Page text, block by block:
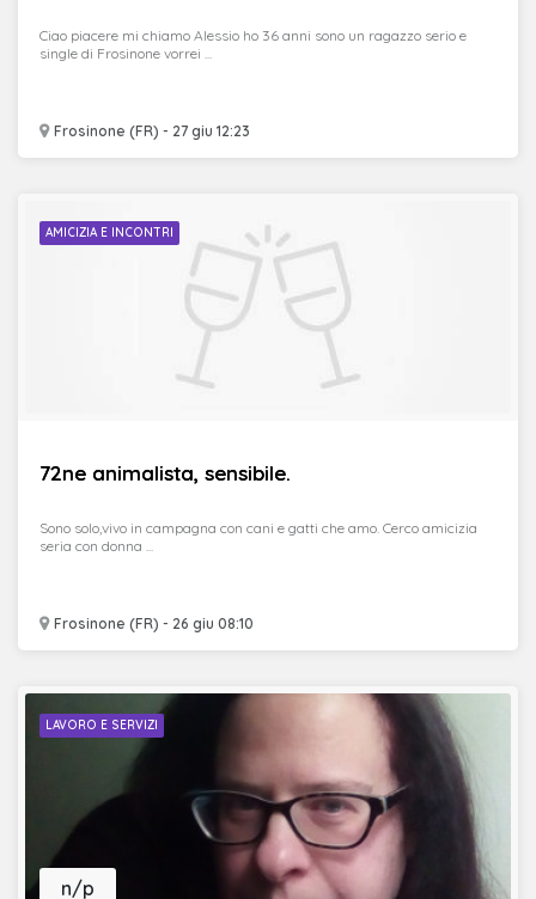
Frosinone (FR) - 27 giu 12:23
Ciao piacere mi chiamo Alessio ho 36 anni sono un ragazzo serio e
single di Frosinone vorrei ...
AMICIZIA E INCONTRI
72ne animalista, sensibile.
Frosinone (FR) - 26 giu 08:10
Sono solo,vivo in campagna con cani e gatti che amo. Cerco amicizia
seria con donna ...
LAVORO E SERVIZI
n/p